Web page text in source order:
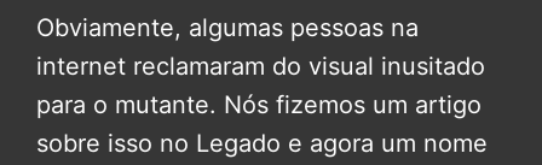
Obviamente, algumas pessoas na
internet reclamaram do visual inusitado
para o mutante. Nós fizemos um artigo
sobre isso no Legado e agora um nome